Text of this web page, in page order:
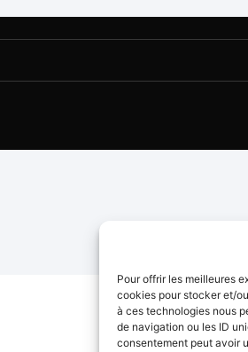
Pour offrir les meilleures
cookies pour stocker et/
à ces technologies nous
de navigation ou les ID
consentement peut avoir